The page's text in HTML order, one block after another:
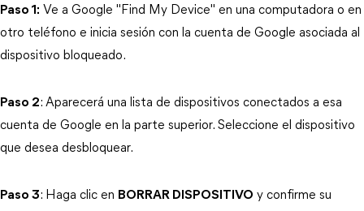
Paso 1: Ve a Google "Find My Device" en una computadora o en
otro teléfono e inicia sesión con la cuenta de Google asociada al
dispositivo bloqueado.
Paso 2: Aparecerá una lista de dispositivos conectados a esa
cuenta de Google en la parte superior. Seleccione el dispositivo
que desea desbloquear.
Paso 3: Haga clic en BORRAR DISPOSITIVO y confirme su